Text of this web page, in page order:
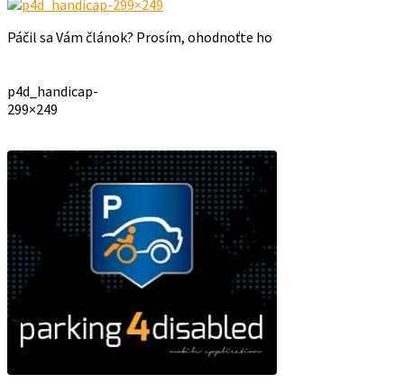
Páčil sa Vám článok? Prosím, ohodnoťte ho
p4d_handicap-
299×249